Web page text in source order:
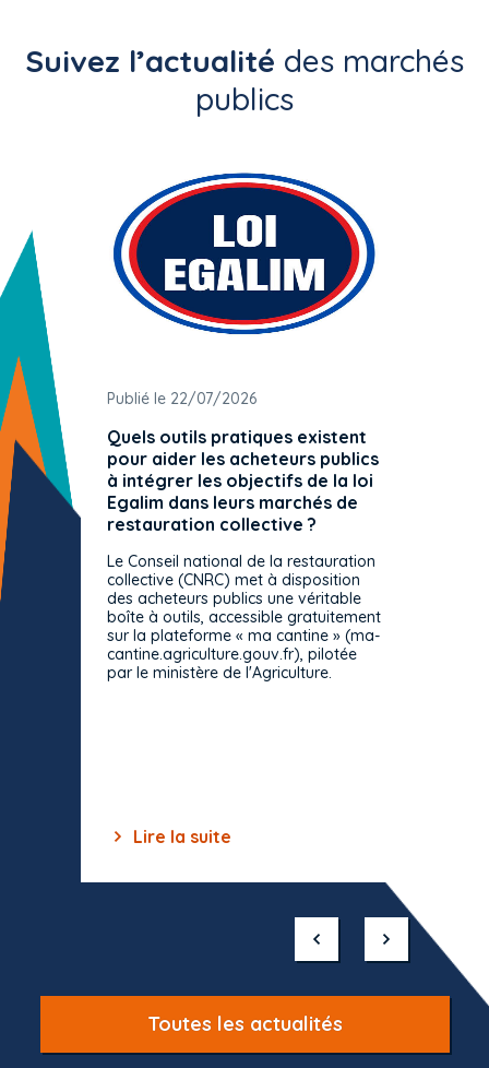
Suivez l’actualité des marchés
publics
Publié le 22/07/2026
Quels outils pratiques existent
pour aider les acheteurs publics
à intégrer les objectifs de la loi
Egalim dans leurs marchés de
restauration collective ?
Le Conseil national de la restauration
collective (CNRC) met à disposition
des acheteurs publics une véritable
boîte à outils, accessible gratuitement
sur la plateforme « ma cantine » (ma-
cantine.agriculture.gouv.fr), pilotée
par le ministère de l'Agriculture.
Lire la suite
Toutes les actualités